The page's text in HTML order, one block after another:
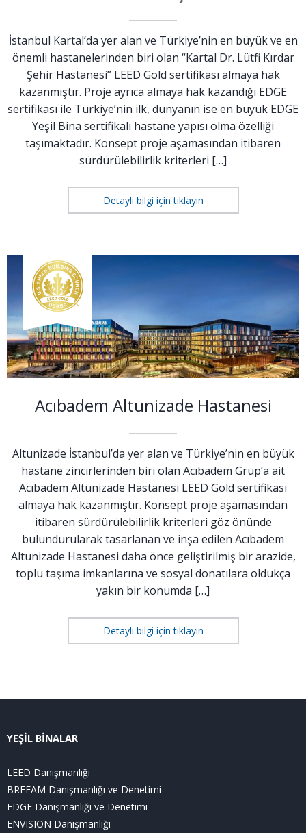
İstanbul Kartal’da yer alan ve Türkiye’nin en büyük ve en
önemli hastanelerinden biri olan “Kartal Dr. Lütfi Kırdar
Şehir Hastanesi” LEED Gold sertifikası almaya hak
kazanmıştır. Proje ayrıca almaya hak kazandığı EDGE
sertifikası ile Türkiye’nin ilk, dünyanın ise en büyük EDGE
Yeşil Bina sertifikalı hastane yapısı olma özelliği
taşımaktadır. Konsept proje aşamasından itibaren
sürdürülebilirlik kriterleri […]
Detaylı bilgi için tıklayın
Acıbadem Altunizade Hastanesi
Altunizade İstanbul’da yer alan ve Türkiye’nin en büyük
hastane zincirlerinden biri olan Acıbadem Grup’a ait
Acıbadem Altunizade Hastanesi LEED Gold sertifikası
almaya hak kazanmıştır. Konsept proje aşamasından
itibaren sürdürülebilirlik kriterleri göz önünde
bulundurularak tasarlanan ve inşa edilen Acıbadem
Altunizade Hastanesi daha önce geliştirilmiş bir arazide,
toplu taşıma imkanlarına ve sosyal donatılara oldukça
yakın bir konumda […]
Detaylı bilgi için tıklayın
YEŞİL BİNALAR
LEED Danışmanlığı
BREEAM Danışmanlığı ve Denetimi
EDGE Danışmanlığı ve Denetimi
ENVISION Danışmanlığı